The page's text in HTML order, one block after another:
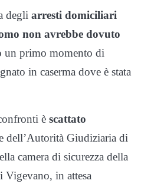
degli arresti domiciliari
non avrebbe dovuto
un primo momento di
in caserma dove è stata
è scattato
dell’Autorità Giudiziaria di
camera di sicurezza della
Vigevano, in attesa